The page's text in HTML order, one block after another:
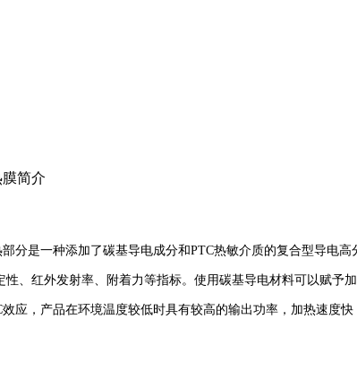
简介
分是一种添加了碳基导电成分和PTC热敏介质的复合型导电
、红外发射率、附着力等指标。使用碳基导电材料可以赋
应，产品在环境温度较低时具有较高的输出功率，加热速